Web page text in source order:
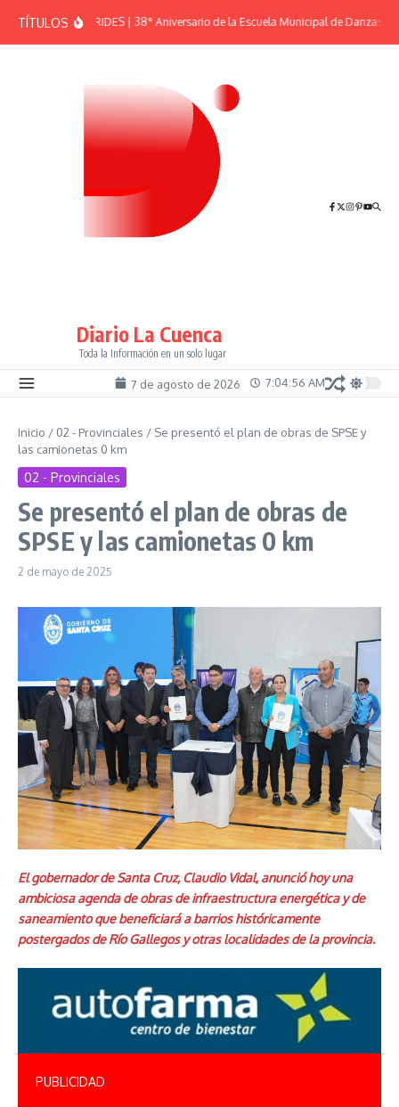
TÍTULOSEFEMÉRIDES | 38° Aniversario de la Escuela Municipal de Danzas “El
Diario La Cuenca
Toda la Información en un solo lugar
7 de agosto de 2026 7:04:56 AM
Inicio / 02 - Provinciales / Se presentó el plan de obras de SPSE y
las camionetas 0 km
02 - Provinciales
Se presentó el plan de obras de
SPSE y las camionetas 0 km
2 de mayo de 2025
El gobernador de Santa Cruz, Claudio Vidal, anunció hoy una
ambiciosa agenda de obras de infraestructura energética y de
saneamiento que beneficiará a barrios históricamente
postergados de Río Gallegos y otras localidades de la provincia.
PUBLICIDAD